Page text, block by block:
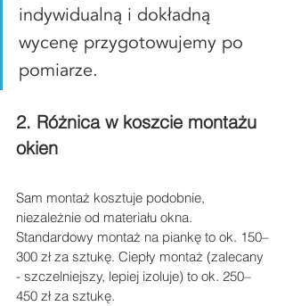
indywidualną i dokładną
wycenę przygotowujemy po
pomiarze.
2. Różnica w koszcie montażu
okien
Sam montaż kosztuje podobnie,
niezależnie od materiału okna.
Standardowy montaż na piankę to ok. 150–
300 zł za sztukę. Ciepły montaż (zalecany
- szczelniejszy, lepiej izoluje) to ok. 250–
450 zł za sztukę.